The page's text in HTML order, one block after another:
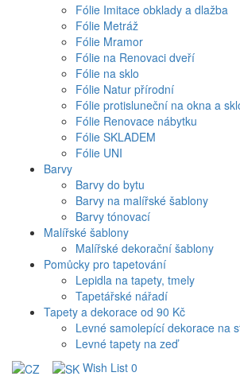
Fólie Imitace obklady a dlažba
Fólie Metráž
Fólie Mramor
Fólie na Renovaci dveří
Fólie na sklo
Fólie Natur přírodní
Fólie protisluneční na okna a
Fólie Renovace nábytku
Fólie SKLADEM
Fólie UNI
Barvy
Barvy do bytu
Barvy na malířské šablony
Barvy tónovací
Malířské šablony
Malířské dekorační šablony
Pomůcky pro tapetování
Lepidla na tapety, tmely
Tapetářské nářadí
Tapety a dekorace od 90 Kč
Levné samolepící dekorace na
Levné tapety na zeď
Wish List 0